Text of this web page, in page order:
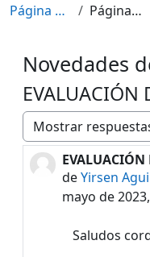
Página Principal Páginas del sitio
Novedades
EVALUACIÓN
Mostrar modo
EVALUACIÓN
deYirsen
mayo de
Número de
Saludos